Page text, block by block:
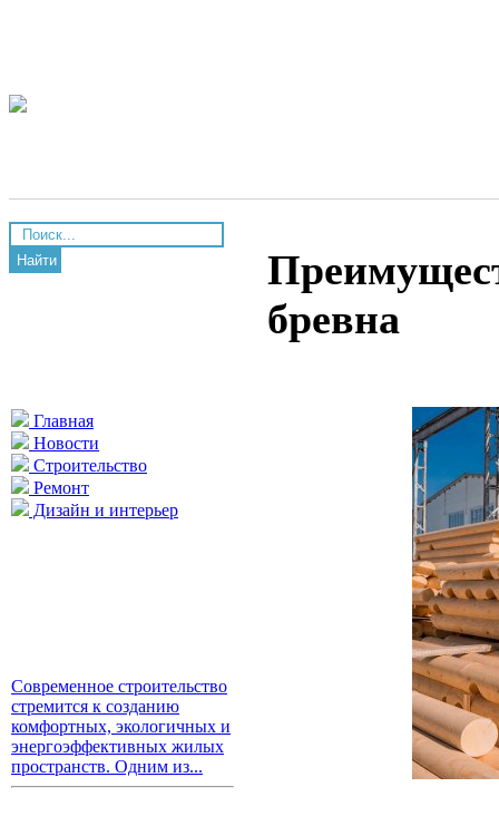
Найти
Главная
Новости
Строительство
Ремонт
Дизайн и интерьер
Современное строительство
стремится к созданию
комфортных, экологичных и
энергоэффективных жилых
пространств. Одним из...
бревна